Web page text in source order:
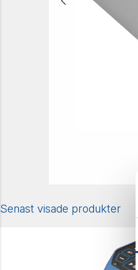
Senast visade produkter